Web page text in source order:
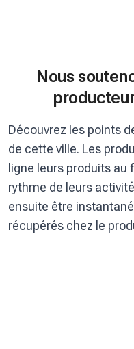
Nous
Découvrez les points
de cette ville. Les
ligne leurs produits au
rythme de leurs
ensuite être
récupérés chez le